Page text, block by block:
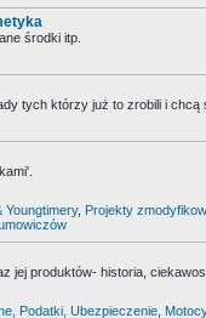
środki itp.
tych którzy już to zrobili i
Youngtimery, Projekty
jej produktów- historia,
Podatki, Ubezpieczenie